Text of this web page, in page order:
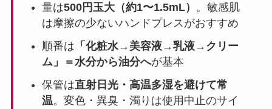
量は500円玉大（約1〜1.5mL）
。敏感肌
は摩擦の少ないハンドプレスがおすすめ
順番は 「化粧水→美容液→乳液→クリー
ム」＝水分から油分へが基本
保管は直射日光・高温多湿を避けて常
温。変色・異臭・濁りは使用中止のサイ